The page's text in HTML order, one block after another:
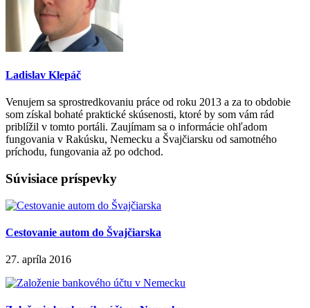
Ladislav Klepáč
Venujem sa sprostredkovaniu práce od roku 2013 a za to obdobie
som získal bohaté praktické skúsenosti, ktoré by som vám rád
priblížil v tomto portáli. Zaujímam sa o informácie ohľadom
fungovania v Rakúsku, Nemecku a Švajčiarsku od samotného
príchodu, fungovania až po odchod.
Súvisiace príspevky
Cestovanie autom do Švajčiarska
27. apríla 2016